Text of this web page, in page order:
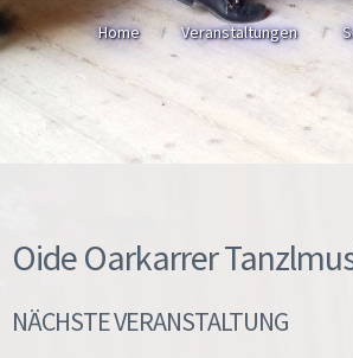
Home Veranstaltungen
Oide Oarkarrer
NÄCHSTE VERANSTALTUNG